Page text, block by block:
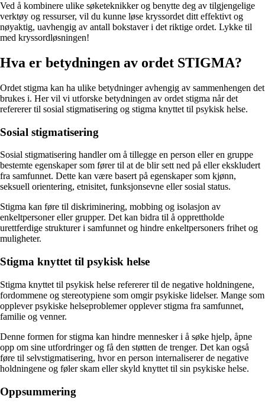
Ved å kombinere ulike søketeknikker og benytte deg av tilgjengelige
verktøy og ressurser, vil du kunne løse kryssordet ditt effektivt og
nøyaktig, uavhengig av antall bokstaver i det riktige ordet. Lykke til
med kryssordløsningen!
Hva er betydningen av ordet STIGMA?
Ordet stigma kan ha ulike betydninger avhengig av sammenhengen det
brukes i. Her vil vi utforske betydningen av ordet stigma når det
refererer til sosial stigmatisering og stigma knyttet til psykisk helse.
Sosial stigmatisering
Sosial stigmatisering handler om å tillegge en person eller en gruppe
bestemte egenskaper som fører til at de blir sett ned på eller ekskludert
fra samfunnet. Dette kan være basert på egenskaper som kjønn,
seksuell orientering, etnisitet, funksjonsevne eller sosial status.
Stigma kan føre til diskriminering, mobbing og isolasjon av
enkeltpersoner eller grupper. Det kan bidra til å opprettholde
urettferdige strukturer i samfunnet og hindre enkeltpersoners frihet og
muligheter.
Stigma knyttet til psykisk helse
Stigma knyttet til psykisk helse refererer til de negative holdningene,
fordommene og stereotypiene som omgir psykiske lidelser. Mange som
opplever psykiske helseproblemer opplever stigma fra samfunnet,
familie og venner.
Denne formen for stigma kan hindre mennesker i å søke hjelp, åpne
opp om sine utfordringer og få den støtten de trenger. Det kan også
føre til selvstigmatisering, hvor en person internaliserer de negative
holdningene og føler skam eller skyld knyttet til sin psykiske helse.
Oppsummering